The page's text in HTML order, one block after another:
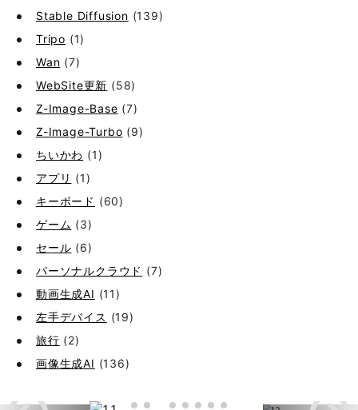
Stable Diffusion (139)
Tripo (1)
Wan (7)
WebSite更新 (58)
Z-Image-Base (7)
Z-Image-Turbo (9)
ちいかわ (1)
アプリ (1)
キーボード (60)
ゲーム (3)
セール (6)
パーソナルクラウド (7)
動画生成AI (11)
左手デバイス (19)
旅行 (2)
画像生成AI (136)